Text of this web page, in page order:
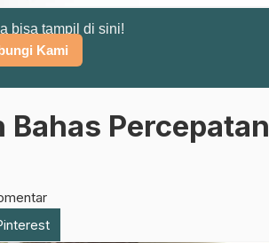
bisa tampil di sini!
Kami
Bahas Percepatan